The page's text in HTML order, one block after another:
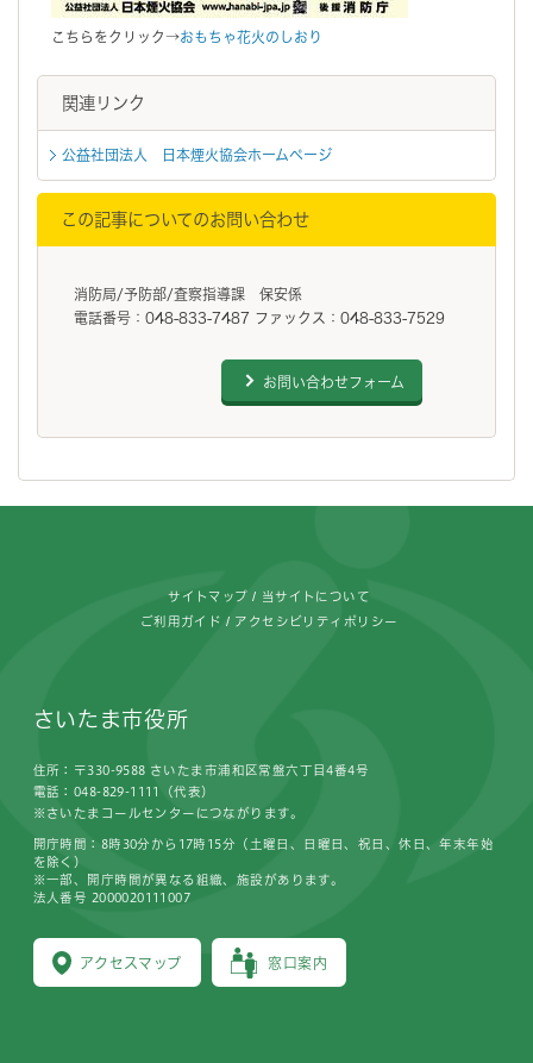
こちらをクリック→おもちゃ花火のしおり
関連リンク
公益社団法人 日本煙火協会ホームページ
この記事についてのお問い合わせ
消防局/予防部/査察指導課 保安係
電話番号：048-833-7487 ファックス：048-833-7529
お問い合わせフォーム
サイトマップ 当サイトについて
ご利用ガイド アクセシビリティポリシー
さいたま市役所
住所：〒330-9588 さいたま市浦和区常盤六丁目4番4号
電話：048-829-1111（代表）
※さいたまコールセンターにつながります。
アクセスマップ 窓口案内
開庁時間：8時30分から17時15分（土曜日、日曜日、祝日、休日、年末年始
を除く）
※一部、開庁時間が異なる組織、施設があります。
法人番号 2000020111007